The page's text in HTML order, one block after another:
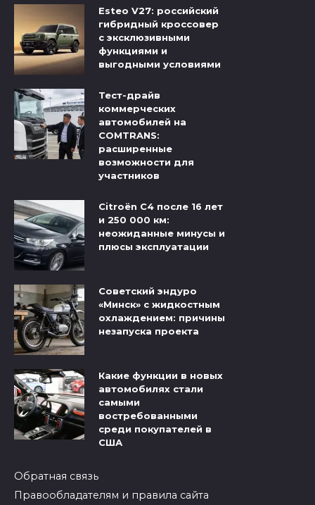
Esteo V27: российский
гибридный кроссовер
с эксклюзивными
функциями и
выгодными условиями
Тест-драйв
коммерческих
автомобилей на
COMTRANS:
расширенные
возможности для
участников
Citroёn C4 после 16 лет
и 250 000 км:
неожиданные минусы и
плюсы эксплуатации
Советский эндуро
«Минск» с жидкостным
охлаждением: причины
незапуска проекта
Какие функции в новых
автомобилях стали
самыми
востребованными
среди покупателей в
США
Обратная связь
Правообладателям и правила сайта